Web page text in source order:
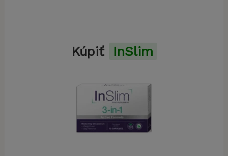
Kúpiť InSlim